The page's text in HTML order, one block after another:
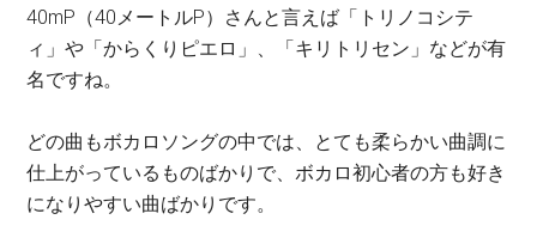
40mP（40メートルP）さんと言えば「トリノコシテ
ィ」や「からくりピエロ」、「キリトリセン」などが有
名ですね。
どの曲もボカロソングの中では、とても柔らかい曲調に
仕上がっているものばかりで、ボカロ初心者の方も好き
になりやすい曲ばかりです。